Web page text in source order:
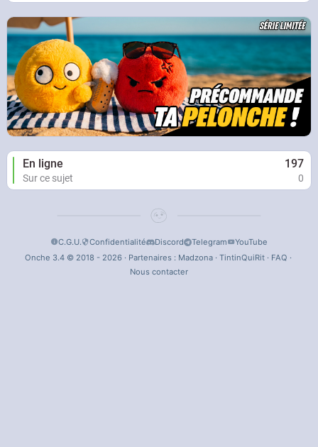
En ligne 197
Sur ce sujet 0
C.G.U. Confidentialité Discord Telegram
YouTube
Onche 3.4 © 2018 - 2026 · Partenaires : Madzona· TintinQuiRit· FAQ ·
Nous contacter